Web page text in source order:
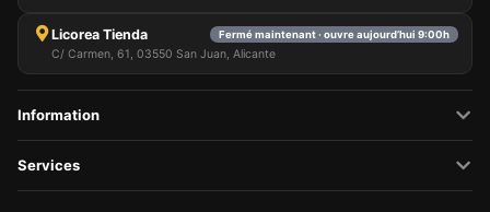
Licorea Tienda Fermé maintenant · ouvre aujourd’hui 9:00h
C/ Carmen, 61, 03550 San Juan, Alicante
Information
Services